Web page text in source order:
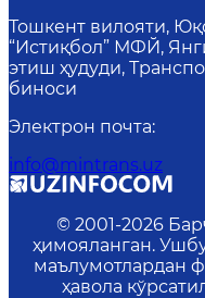
Тошкент вилояти,
“Истиқбол” МФЙ,
этиш ҳудуди,
биноси
Электрон почта:
info@mintrans.uz
© 2001-2026
ҳимояланган.
маълумотлардан
ҳавола